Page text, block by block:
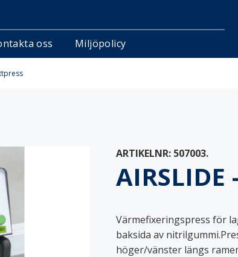
Märkning & lagning
oss Miljöpolicy
ARTIKELNR: 507003.
Värmefixeringspress för
baksida av
höger/vänster längs